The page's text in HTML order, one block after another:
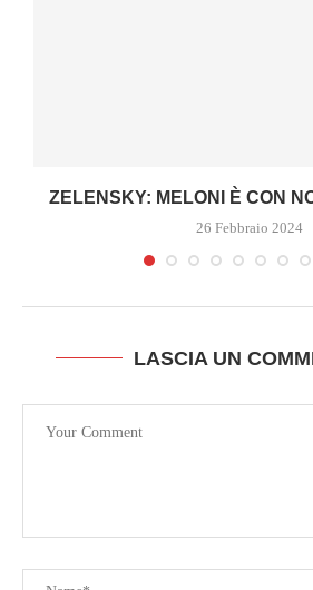
ZELENSKY: MELONI È CON
26 Febbraio 2024
LASCIA UN